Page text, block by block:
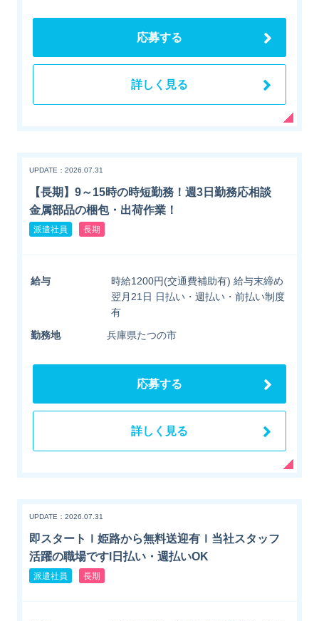
応募する
詳しく見る
UPDATE：2026.07.31
【長期】9～15時の時短勤務！週3日勤務応相談
金属部品の梱包・出荷作業！
派遣社員 長期
給与
時給1200円(交通費補助有) 給与末締め
翌月21日 日払い・週払い・前払い制度
有
勤務地
兵庫県たつの市
応募する
詳しく見る
UPDATE：2026.07.31
即スタートｌ姫路から無料送迎有ｌ当社スタッフ
活躍の職場ですl日払い・週払いOK
派遣社員 長期